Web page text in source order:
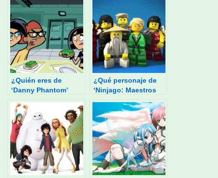
¿Quién eres de
‘Danny Phantom’
preferencias
alimentarias?
¿Qué personaje de
‘Ninjago: Maestros